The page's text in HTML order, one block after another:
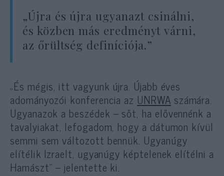
„Újra és újra ugyanazt csinálni,
és közben más eredményt várni,
az őrültség definíciója.”
„És mégis, itt vagyunk újra. Újabb éves
adományozói konferencia az UNRWA számára.
Ugyanazok a beszédek – sőt, ha elővennénk a
tavalyiakat, lefogadom, hogy a dátumon kívül
semmi sem változott bennük. Ugyanúgy
elítélik Izraelt, ugyanúgy képtelenek elítélni a
Hamászt” – jelentette ki.